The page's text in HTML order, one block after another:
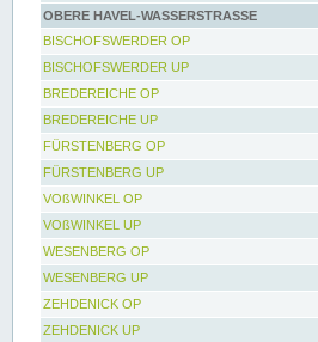
OBERE HAVEL-WASSERSTRASSE
BISCHOFSWERDER OP
BISCHOFSWERDER UP
BREDEREICHE OP
BREDEREICHE UP
FÜRSTENBERG OP
FÜRSTENBERG UP
VOßWINKEL OP
VOßWINKEL UP
WESENBERG OP
WESENBERG UP
ZEHDENICK OP
ZEHDENICK UP